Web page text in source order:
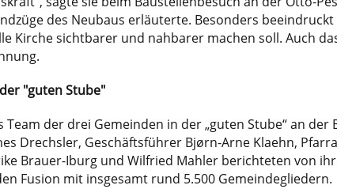
des Neubaus erläuterte. Besonders
Kirche sichtbarer und nahbarer machen soll. Auch
"guten Stube"
der drei Gemeinden in der „guten Stube“ an der
Drechsler, Geschäftsführer Bjørn-Arne Klaehn,
Brauer-Iburg und Wilfried Mahler berichteten von
Fusion mit insgesamt rund 5.500 Gemeindegliedern.